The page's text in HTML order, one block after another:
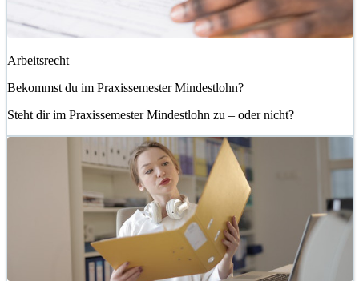
Arbeitsrecht
Bekommst du im Praxissemester Mindestlohn?
Steht dir im Praxissemester Mindestlohn zu – oder nicht?